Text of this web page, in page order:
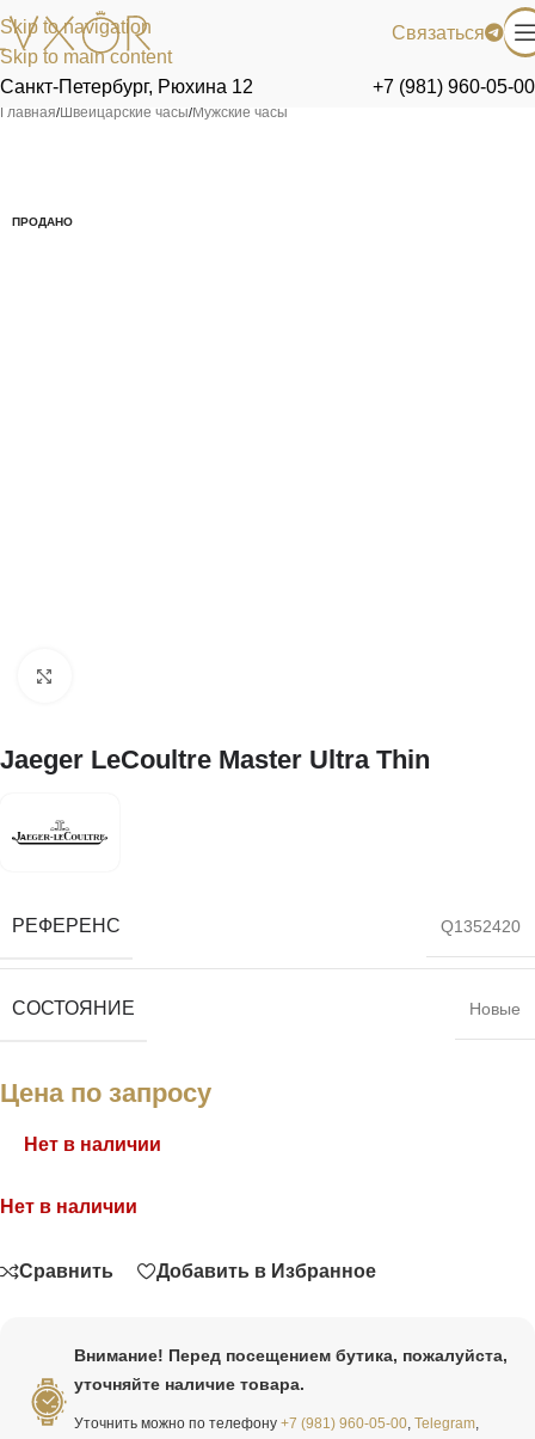
Skip to navigation
Skip to main content
Связаться
Санкт-Петербург, Рюхина 12 +7 (981) 960-05-00
Главная/Швейцарские часы/Мужские часы
ПРОДАНО
Jaeger LeCoultre Master Ultra Thin
РЕФЕРЕНС Q1352420
СОСТОЯНИЕ Новые
Цена по запросу
Нет в наличии
Нет в наличии
Сравнить Добавить в Избранное
Внимание! Перед посещением бутика, пожалуйста,
уточняйте наличие товара.
Уточнить можно по телефону +7 (981) 960-05-00 Telegram